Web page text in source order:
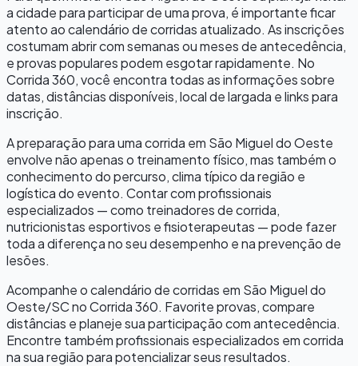
a cidade para participar de uma prova, é importante ficar
atento ao calendário de corridas atualizado. As inscrições
costumam abrir com semanas ou meses de antecedência,
e provas populares podem esgotar rapidamente. No
Corrida 360, você encontra todas as informações sobre
datas, distâncias disponíveis, local de largada e links para
inscrição.
A preparação para uma corrida em São Miguel do Oeste
envolve não apenas o treinamento físico, mas também o
conhecimento do percurso, clima típico da região e
logística do evento. Contar com profissionais
especializados — como treinadores de corrida,
nutricionistas esportivos e fisioterapeutas — pode fazer
toda a diferença no seu desempenho e na prevenção de
lesões.
Acompanhe o calendário de corridas em São Miguel do
Oeste/SCno Corrida 360. Favorite provas, compare
distâncias e planeje sua participação com antecedência.
Encontre também profissionais especializados em corrida
na sua região para potencializar seus resultados.